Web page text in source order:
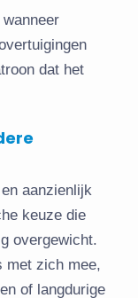
dat het
aanzienlijk
keuze die
overgewicht.
met zich mee,
of langdurige